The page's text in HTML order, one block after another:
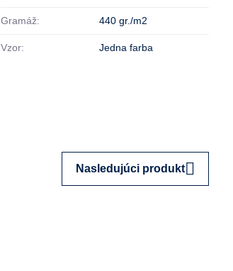
Gramáž: 440 gr./m2
Vzor: Jedna farba
Nasledujúci produkt